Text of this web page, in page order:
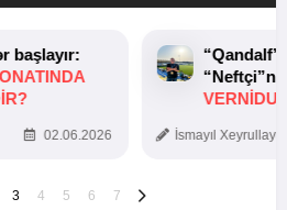
başlayır:
02.06.2026 İsmayıl
3 4 5 6 7